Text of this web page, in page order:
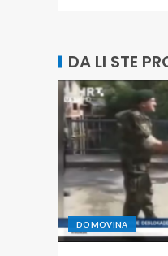
DA LI STE
DOMOVINA